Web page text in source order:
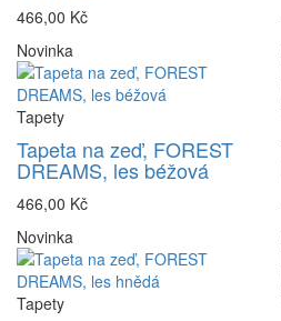
466,00 Kč
Novinka
Tapety
Tapeta na zeď, FOREST
DREAMS, les béžová
466,00 Kč
Novinka
Tapety